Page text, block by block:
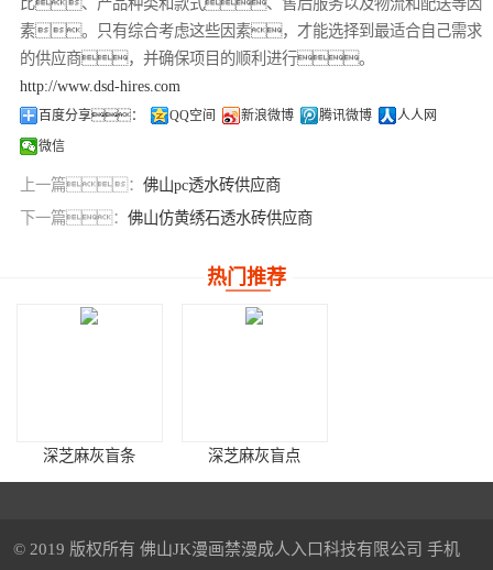
素。只有综合考虑这些因素，才能选择到最适合自己需求
的供应商，并确保项目的顺利进行。
http://www.dsd-hires.com
百度分享： QQ空间 新浪微博 腾讯微博
人人网
微信
上一篇： 佛山pc透水砖供应商
下一篇： 佛山仿黄绣石透水砖供应商
热门推荐
深芝麻灰盲条 深芝麻灰盲点
© 2019 版权所有 佛山JK漫画禁漫成人入口科技有限公司 手机